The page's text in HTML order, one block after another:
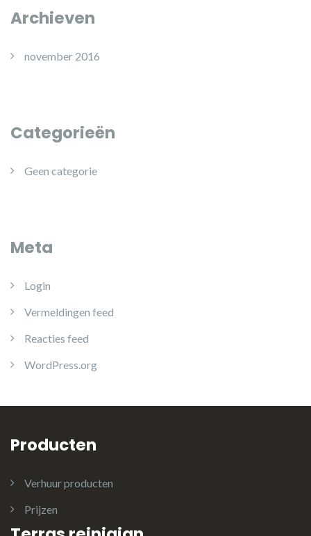
Archieven
november 2016
Categorieën
Geen categorie
Meta
Login
Vermeldingen feed
Reacties feed
WordPress.org
Producten
Verhuur producten
Prijzen